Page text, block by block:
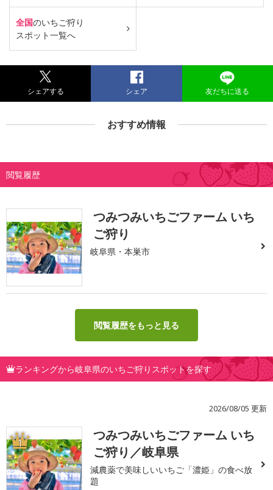
全国のいちご狩り
スポット一覧へ
シェアする シェア 友だちに送る
おすすめ情報
閲覧履歴
つみつみいちごファーム いち
ご狩り
岐阜県・本巣市
閲覧履歴をもっと見る
ランキングから岐阜県のいちご狩りスポットを探す
2026/08/05 更新
1
つみつみいちごファーム いち
ご狩り／岐阜県
減農薬で美味しいいちご「濃姫」の食べ放
題